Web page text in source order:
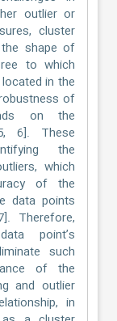
outlier or
cluster
shape of
to which
in the
of
on the
6]. These
the
which
of the
data points
Therefore,
point’s
such
of the
and outlier
in